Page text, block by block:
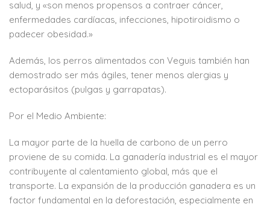
salud, y «son menos propensos a contraer cáncer,
enfermedades cardíacas, infecciones, hipotiroidismo o
padecer obesidad.»
Además, los perros alimentados con Veguis también han
demostrado ser más ágiles, tener menos alergias y
ectoparásitos (pulgas y garrapatas).
Por el Medio Ambiente:
La mayor parte de la huella de carbono de un perro
proviene de su comida. La ganadería industrial es el mayor
contribuyente al calentamiento global, más que el
transporte. La expansión de la producción ganadera es un
factor fundamental en la deforestación, especialmente en